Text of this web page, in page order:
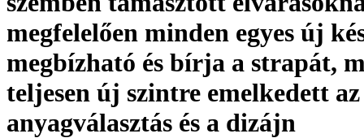
megfelelően minden egyes új
megbízható és bírja a strapát,
teljesen új szintre emelkedett az
anyagválasztás és a dizájn